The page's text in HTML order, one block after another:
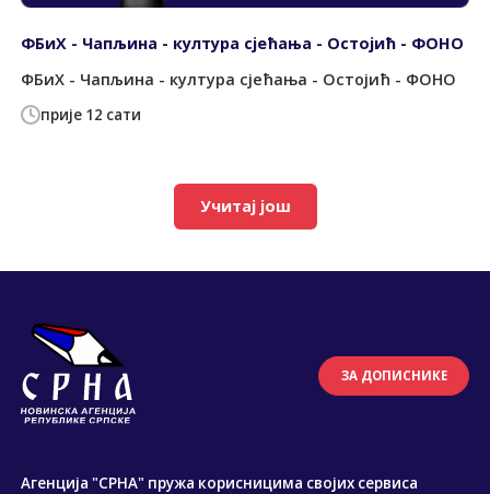
прије 12 сати
ФБиХ - Чапљина - култура сјећања - Остојић - ФОНО
ФБиХ - Чапљина - култура сјећања - Остојић - ФОНО
Учитај још
ЗА ДОПИСНИКЕ
Агенција "СРНА" пружа корисницима својих сервиса